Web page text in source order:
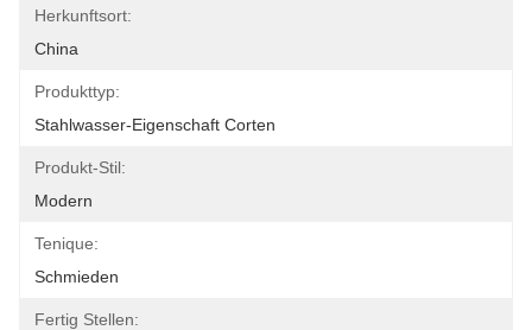
Herkunftsort:
China
Produkttyp:
Stahlwasser-Eigenschaft Corten
Produkt-Stil:
Modern
Tenique:
Schmieden
Fertig Stellen: